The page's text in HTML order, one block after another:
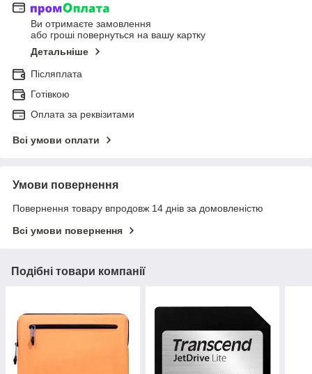
Ви отримаєте замовлення
або гроші повернуться на вашу картку
Детальніше
Післяплата
Готівкою
Оплата за реквізитами
Всі умови оплати
Умови повернення
Повернення товару впродовж 14 днів за домовленістю
Всі умови повернення
Подібні товари компанії